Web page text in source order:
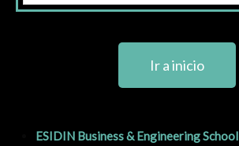
Ir a inicio
ESIDIN Business & Engineering School